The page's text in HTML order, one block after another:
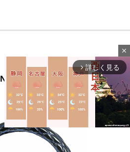
ブレイクキルト ダブルス
close
arrow_forward_ios 詳しく見る